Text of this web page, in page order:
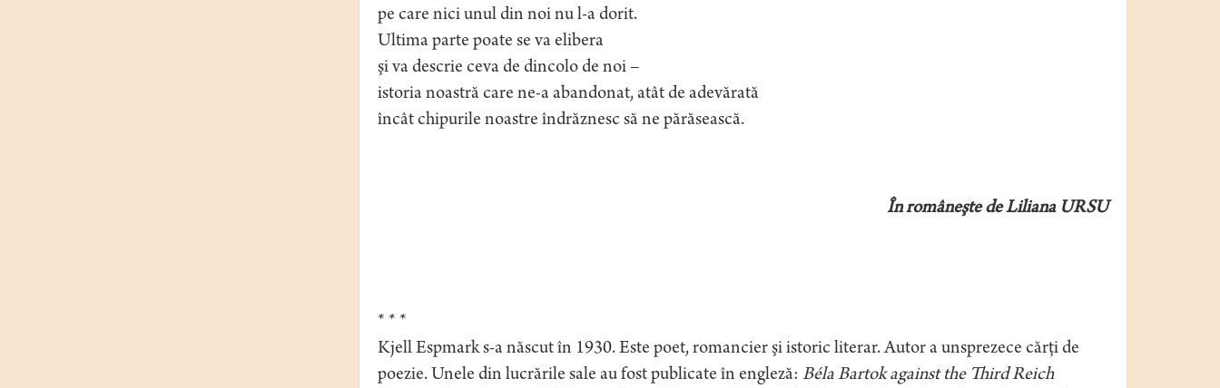
pe care nici unul din noi nu l-a dorit.
Ultima parte poate se va elibera
şi va descrie ceva de dincolo de noi –
istoria noastră care ne-a abandonat, atât de adevărată
încât chipurile noastre îndrăznesc să ne părăsească.
În româneşte de Liliana URSU
* * *
Kjell Espmark s-a născut în 1930. Este poet, romancier şi istoric literar. Autor a unsprezece cărţi de
poezie. Unele din lucrările sale au fost publicate în engleză: Béla Bartok against the Third Reich